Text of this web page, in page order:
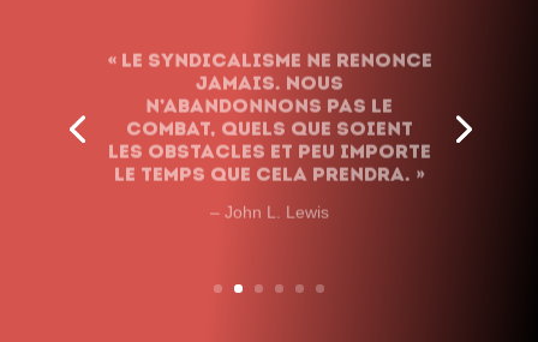
« Le syndicalisme ne renonce
jamais. Nous
n’abandonnons pas le
combat, quels que soient
les obstacles et peu importe
le temps que cela prendra. »